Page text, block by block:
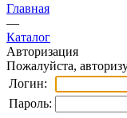
Главная
—
Каталог
Авторизация
Пожалуйста,
Логин:
Пароль: